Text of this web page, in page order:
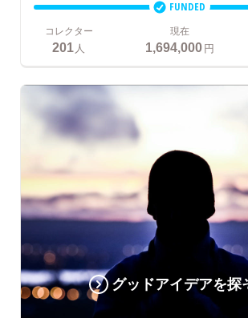
FUNDED
コレクター
201 人
現在
1,694,000円
グッドアイデアを探